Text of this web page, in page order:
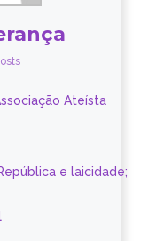
Ateísta
e laicidade;